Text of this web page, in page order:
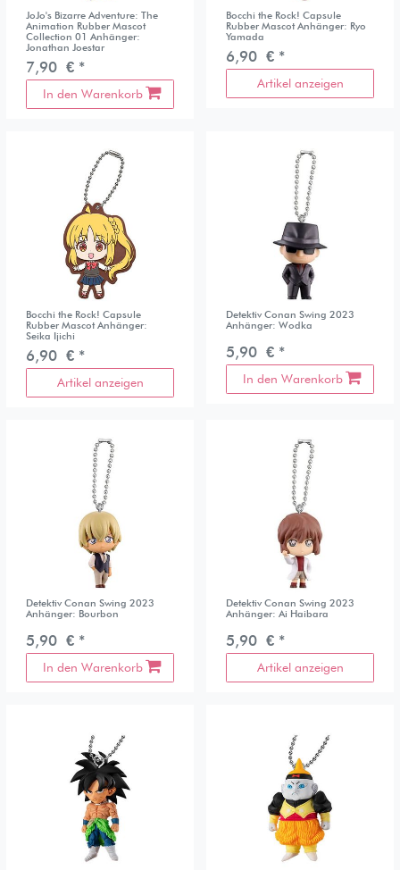
JoJo's Bizarre Adventure: The
Animation Rubber Mascot
Collection 01 Anhänger:
Jonathan Joestar
7,90 € *
In den Warenkorb
Bocchi the Rock! Capsule
Rubber Mascot Anhänger: Ryo
Yamada
6,90 € *
Artikel anzeigen
Bocchi the Rock! Capsule
Rubber Mascot Anhänger:
Seika Ijichi
6,90 € *
Artikel anzeigen
Detektiv Conan Swing 2023
Anhänger: Wodka
5,90 € *
In den Warenkorb
Detektiv Conan Swing 2023
Anhänger: Bourbon
5,90 € *
In den Warenkorb
Detektiv Conan Swing 2023
Anhänger: Ai Haibara
5,90 € *
Artikel anzeigen